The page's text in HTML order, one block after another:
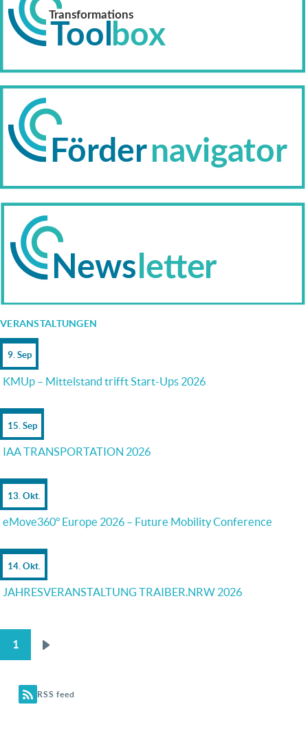
VERANSTALTUNGEN
9. Sep
KMUp – Mittelstand trifft Start-Ups 2026
15. Sep
IAA TRANSPORTATION 2026
13. Okt.
eMove360° Europe 2026 – Future Mobility Conference
14. Okt.
JAHRESVERANSTALTUNG TRAIBER.NRW 2026
1
RSS feed